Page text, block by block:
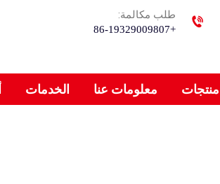
طلب مكالمة:
+86-19329009807
منتجات معلومات عنا الخدمات